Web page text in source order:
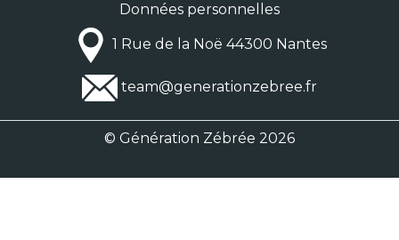
Données personnelles
1 Rue de la Noë 44300 Nantes
team@generationzebree.fr
© Génération Zébrée 2026